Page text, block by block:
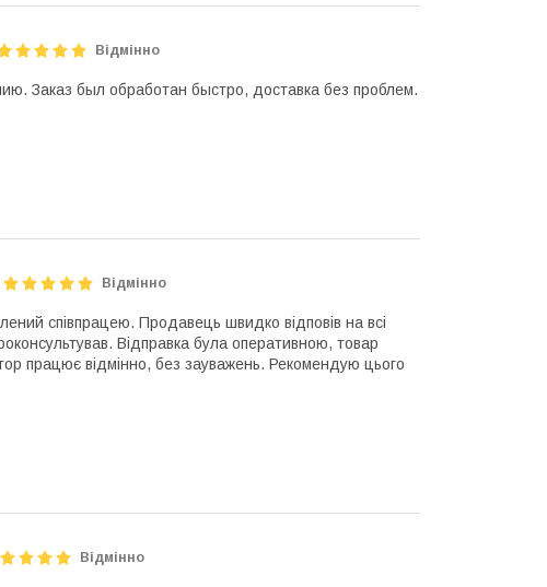
Відмінно
Заказ был обработан быстро, доставка без проблем.
Відмінно
співпрацею. Продавець швидко відповів на всі
Відправка була оперативною, товар
працює відмінно, без зауважень. Рекомендую цього
Відмінно